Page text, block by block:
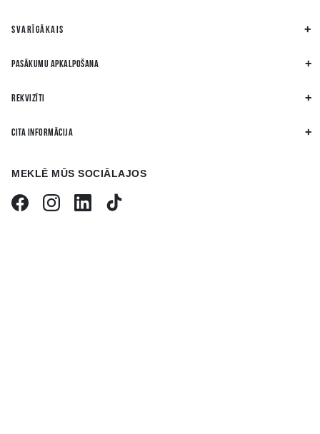
SVARĪGĀKAIS
PASĀKUMU APKALPOŠANA
REKVIZĪTI
CITA INFORMĀCIJA
MEKLĒ MŪS SOCIĀLAJOS